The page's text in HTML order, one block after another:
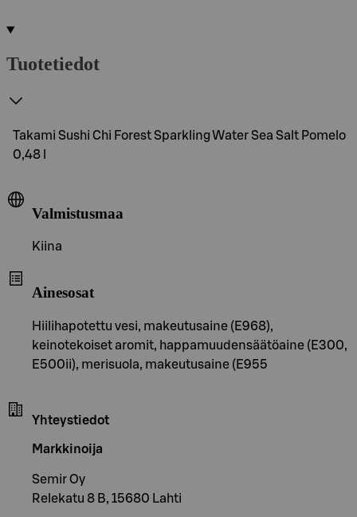
Tuotetiedot
Takami Sushi Chi Forest Sparkling Water Sea Salt Pomelo
0,48 l
Valmistusmaa
Kiina
Ainesosat
Hiilihapotettu vesi, makeutusaine (E968),
keinotekoiset aromit, happamuudensäätöaine (E300,
E500ii), merisuola, makeutusaine (E955
Yhteystiedot
Markkinoija
Semir Oy
Relekatu 8 B, 15680 Lahti